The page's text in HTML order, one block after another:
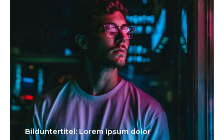
Bilduntertitel: Lorem ipsum dolor